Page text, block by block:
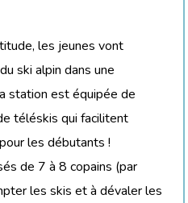
les jeunes vont
ski alpin dans une
station est équipée de
téléskis qui facilitent
les débutants !
de 7 à 8 copains (par
les skis et à dévaler les